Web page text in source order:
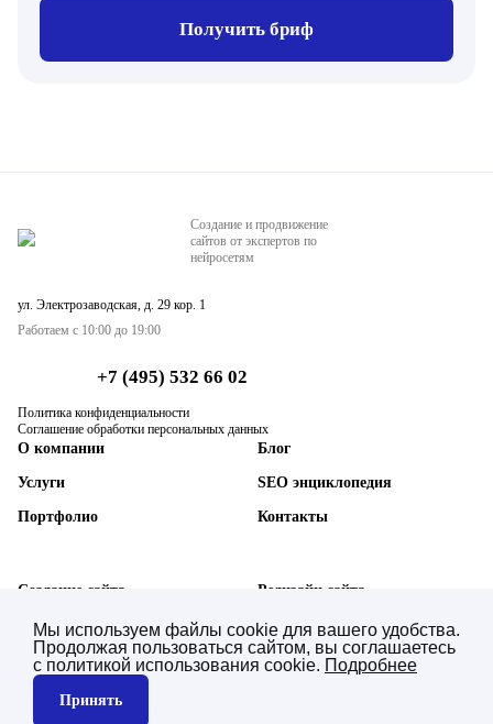
Получить бриф
Создание и продвижение
сайтов от экспертов по
нейросетям
ул. Электрозаводская, д. 29 кор. 1
Работаем с 10:00 до 19:00
+7 (495) 532 66 02
Политика конфиденциальности
Соглашение обработки персональных данных
О компании
Услуги
Портфолио
Блог
SEO энциклопедия
Контакты
Создание сайта
SEO-продвижение сайта
AI SEO нейросетей (GEO)
Контекстная реклама
Редизайн сайта
Техническая поддержка
Синхронизация с 1С
Мы используем файлы cookie для вашего удобства.
Продолжая пользоваться сайтом, вы соглашаетесь
с политикой использования cookie. Подробнее
Принять